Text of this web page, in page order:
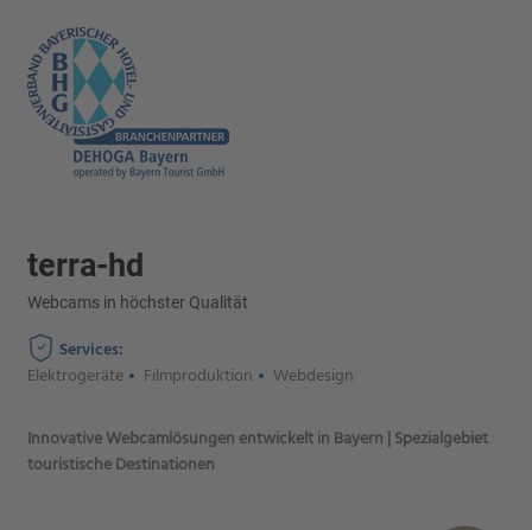
terra-hd
Webcams in höchster Qualität
Services:
Elektrogeräte
Filmproduktion Webdesign
Innovative Webcamlösungen entwickelt in Bayern | Spezialgebiet
touristische Destinationen